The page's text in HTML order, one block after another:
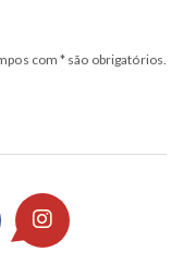
com * são obrigatórios.